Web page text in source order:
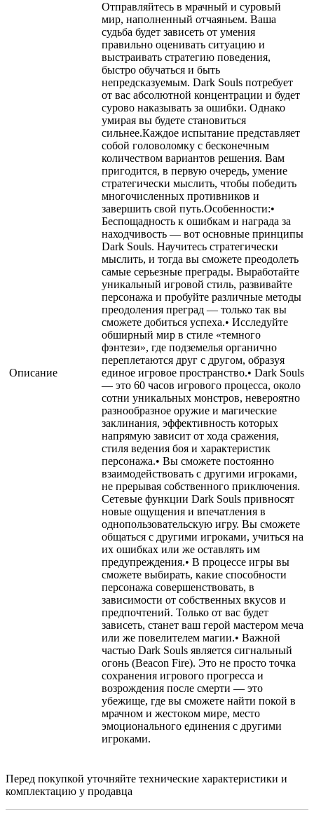
Описание
Отправляйтесь в мрачный и суровый
мир, наполненный отчаяньем. Ваша
судьба будет зависеть от умения
правильно оценивать ситуацию и
выстраивать стратегию поведения,
быстро обучаться и быть
непредсказуемым. Dark Souls потребует
от вас абсолютной концентрации и будет
сурово наказывать за ошибки. Однако
умирая вы будете становиться
сильнее.Каждое испытание представляет
собой головоломку с бесконечным
количеством вариантов решения. Вам
пригодится, в первую очередь, умение
стратегически мыслить, чтобы победить
многочисленных противников и
завершить свой путь.Особенности:•
Беспощадность к ошибкам и награда за
находчивость — вот основные принципы
Dark Souls. Научитесь стратегически
мыслить, и тогда вы сможете преодолеть
самые серьезные преграды. Выработайте
уникальный игровой стиль, развивайте
персонажа и пробуйте различные методы
преодоления преград — только так вы
сможете добиться успеха.• Исследуйте
обширный мир в стиле «темного
фэнтези», где подземелья органично
переплетаются друг с другом, образуя
единое игровое пространство.• Dark Souls
— это 60 часов игрового процесса, около
сотни уникальных монстров, невероятно
разнообразное оружие и магические
заклинания, эффективность которых
напрямую зависит от хода сражения,
стиля ведения боя и характеристик
персонажа.• Вы сможете постоянно
взаимодействовать с другими игроками,
не прерывая собственного приключения.
Сетевые функции Dark Souls привносят
новые ощущения и впечатления в
однопользовательскую игру. Вы сможете
общаться с другими игроками, учиться на
их ошибках или же оставлять им
предупреждения.• В процессе игры вы
сможете выбирать, какие способности
персонажа совершенствовать, в
зависимости от собственных вкусов и
предпочтений. Только от вас будет
зависеть, станет ваш герой мастером меча
или же повелителем магии.• Важной
частью Dark Souls является сигнальный
огонь (Beacon Fire). Это не просто точка
сохранения игрового прогресса и
возрождения после смерти — это
убежище, где вы сможете найти покой в
мрачном и жестоком мире, место
эмоционального единения с другими
игроками.
Перед покупкой уточняйте технические характеристики и
комплектацию у продавца